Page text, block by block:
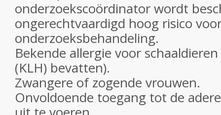
onderzoekscoördinator wordt
ongerechtvaardigd hoog risico
onderzoeksbehandeling.
Bekende allergie voor
(KLH) bevatten).
Zwangere of zogende vrouwen.
Onvoldoende toegang tot de